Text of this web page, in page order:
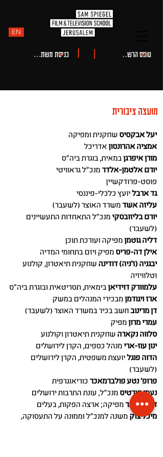
EN
מועצה ציבורית
יעל אבקסיס שחקנית ומפיקה
אמציה אהרונסוןאדריכל
מורן איפרגןבמאית, בוגרת ביה"ס
יורם אלטמן-אלדרמנכ"ל גראוויטי
פוסט-פרודקשיין
גד ארבליועץ כלכלי-פיננסי
עליזה אשדמשרד האוצר (לשעבר)
יורם בליזובסקימנכ"ל התאחדות התעשיינים
(לשעבר)
דליה גוטמןמפיקה ועורכת תוכן
אילן דה-פריס מפיק ויזם בתחומי המדיה
יבגניה (ז'ניה) דודינה שחקנית תיאטרון, קולנוע
וטלוויזיה
עלמוורק דוידיאןבימאית, תסריטאית ובוגרת ביה"ס
ארז ויגודמןמבכירי המנהלים במשק
דן מרינובחשב בכיר במשרד האוצר (לשעבר)
עמרי מרוןמפיק
סלווה נקארה שחקנית תיאטרון וקולנוע
ינון עוז-ארימנהל כספים, הקרן לירושלים
הדוה פוגליועצת משפטית, הקרן לירושלים
(לשעבר)
פרופ' נטע פולברמאכר כוריאוגרפית
נעמי פורטיס מנכ"ל, עונת התרבות ירושלים
דפנה פרנרמפיקה; ארצה הפקות, בעלים
מיכל צוק משנה למנכ"ל וממונה על התעסוקה,